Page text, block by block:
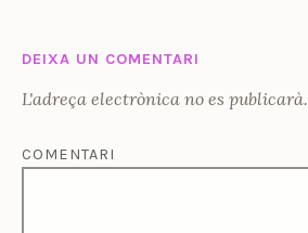
DEIXA UN COMENTARI
L'adreça electrònica no es publicarà.
COMENTARI